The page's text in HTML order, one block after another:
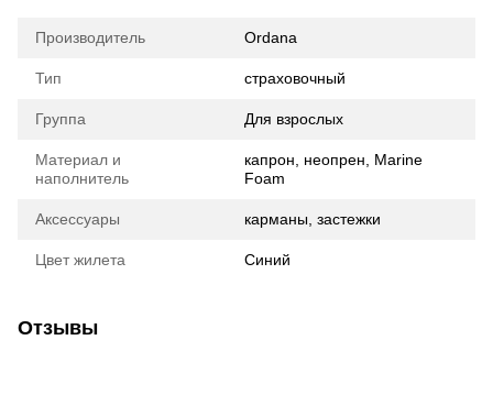
Производитель Ordana
Тип страховочный
Группа Для взрослых
Материал и
наполнитель
капрон, неопрен, Marine
Foam
Аксессуары карманы, застежки
Цвет жилета Синий
Отзывы